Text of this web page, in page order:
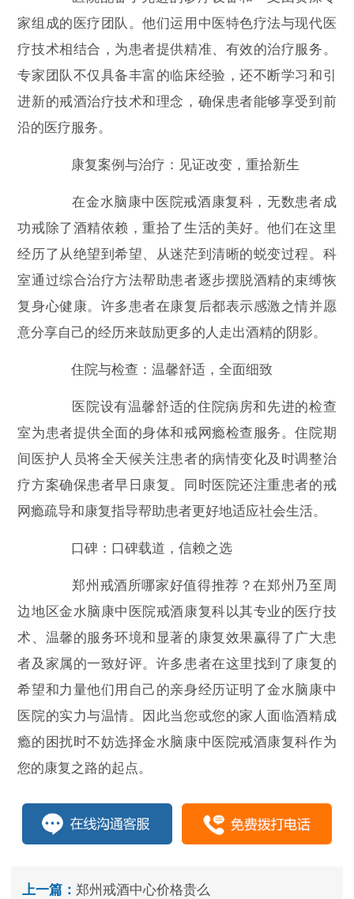
家组成的医疗团队。他们运用中医特色疗法与现代医
疗技术相结合，为患者提供精准、有效的治疗服务。
专家团队不仅具备丰富的临床经验，还不断学习和引
进新的戒酒治疗技术和理念，确保患者能够享受到前
沿的医疗服务。
康复案例与治疗：见证改变，重拾新生
在金水脑康中医院戒酒康复科，无数患者成
功戒除了酒精依赖，重拾了生活的美好。他们在这里
经历了从绝望到希望、从迷茫到清晰的蜕变过程。科
室通过综合治疗方法帮助患者逐步摆脱酒精的束缚恢
复身心健康。许多患者在康复后都表示感激之情并愿
意分享自己的经历来鼓励更多的人走出酒精的阴影。
住院与检查：温馨舒适，全面细致
医院设有温馨舒适的住院病房和先进的检查
室为患者提供全面的身体和戒网瘾检查服务。住院期
间医护人员将全天候关注患者的病情变化及时调整治
疗方案确保患者早日康复。同时医院还注重患者的戒
网瘾疏导和康复指导帮助患者更好地适应社会生活。
口碑：口碑载道，信赖之选
郑州戒酒所哪家好值得推荐？在郑州乃至周
边地区金水脑康中医院戒酒康复科以其专业的医疗技
术、温馨的服务环境和显著的康复效果赢得了广大患
者及家属的一致好评。许多患者在这里找到了康复的
希望和力量他们用自己的亲身经历证明了金水脑康中
医院的实力与温情。因此当您或您的家人面临酒精成
瘾的困扰时不妨选择金水脑康中医院戒酒康复科作为
您的康复之路的起点。
上一篇： 郑州戒酒中心价格贵么